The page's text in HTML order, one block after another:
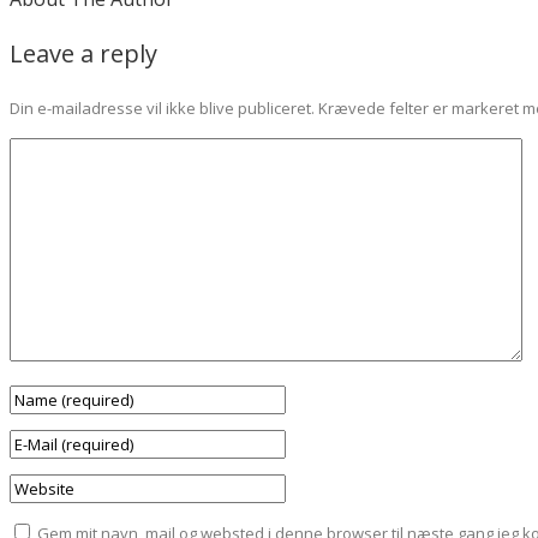
Leave a reply
Din e-mailadresse vil ikke blive publiceret. Krævede felter er markeret
Gem mit navn, mail og websted i denne browser til næste gang jeg